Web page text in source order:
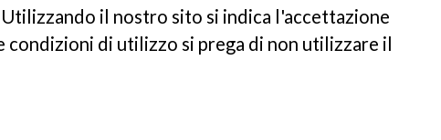
il nostro sito si indica l'accettazione
di utilizzo si prega di non utilizzare il